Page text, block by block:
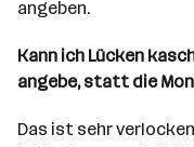
angeben.
Kann ich Lücken
angebe, statt die
Das ist sehr